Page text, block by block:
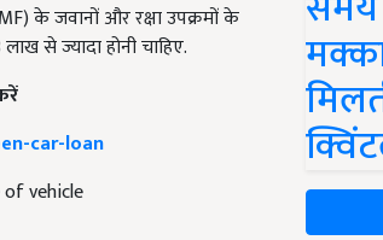
के जवानों और रक्षा उपक्रमों के
से ज्यादा होनी चाहिए.
car-loan
vehicle